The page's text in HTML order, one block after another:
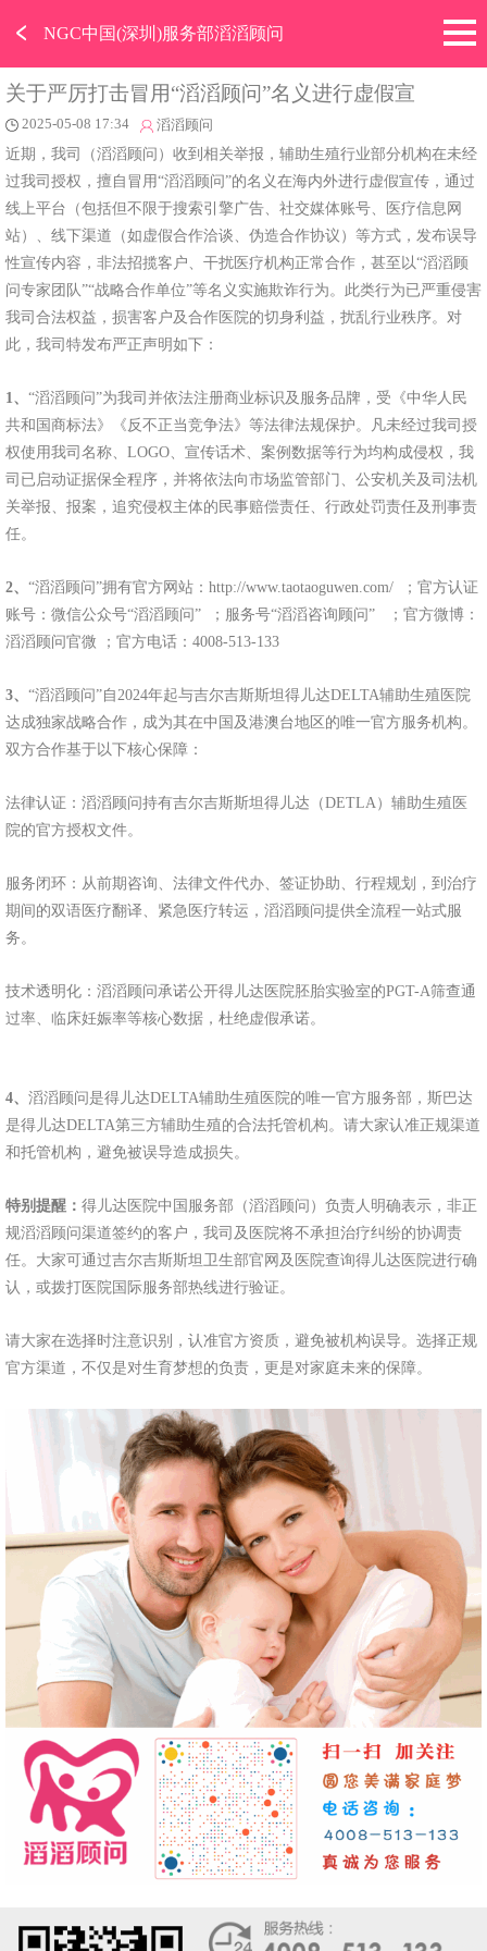
﹤ NGC中国(深圳)服务部滔滔顾问
关于严厉打击冒用“滔滔顾问”名义进行虚假宣
2025-05-08 17:34 滔滔顾问
近期，我司（滔滔顾问）收到相关举报，辅助生殖行业部分机构在未经
过我司授权，擅自冒用“滔滔顾问”的名义在海内外进行虚假宣传，通过
线上平台（包括但不限于搜索引擎广告、社交媒体账号、医疗信息网
站）、线下渠道（如虚假合作洽谈、伪造合作协议）等方式，发布误导
性宣传内容，非法招揽客户、干扰医疗机构正常合作，甚至以“滔滔顾
问专家团队”“战略合作单位”等名义实施欺诈行为。此类行为已严重侵害
我司合法权益，损害客户及合作医院的切身利益，扰乱行业秩序。对
此，我司特发布严正声明如下：
1、 “滔滔顾问”为我司并依法注册商业标识及服务品牌，受《中华人民
共和国商标法》《反不正当竞争法》等法律法规保护。凡未经过我司授
权使用我司名称、LOGO、宣传话术、案例数据等行为均构成侵权，我
司已启动证据保全程序，并将依法向市场监管部门、公安机关及司法机
关举报、报案，追究侵权主体的民事赔偿责任、行政处罚责任及刑事责
任。
2、 “滔滔顾问”拥有官方网站：http://www.taotaoguwen.com/ ；官方认证
账号：微信公众号“滔滔顾问” ；服务号“滔滔咨询顾问” ；官方微博：
滔滔顾问官微 ；官方电话：4008-513-133
3、 “滔滔顾问”自2024年起与吉尔吉斯斯坦得儿达DELTA辅助生殖医院
达成独家战略合作，成为其在中国及港澳台地区的唯一官方服务机构。
双方合作基于以下核心保障：
法律认证：滔滔顾问持有吉尔吉斯斯坦得儿达（DETLA）辅助生殖医
院的官方授权文件。
服务闭环：从前期咨询、法律文件代办、签证协助、行程规划，到治疗
期间的双语医疗翻译、紧急医疗转运，滔滔顾问提供全流程一站式服
务。
技术透明化：滔滔顾问承诺公开得儿达医院胚胎实验室的PGT-A筛查通
过率、临床妊娠率等核心数据，杜绝虚假承诺。
4、 滔滔顾问是得儿达DELTA辅助生殖医院的唯一官方服务部，斯巴达
是得儿达DELTA第三方辅助生殖的合法托管机构。请大家认准正规渠道
和托管机构，避免被误导造成损失。
特别提醒： 得儿达医院中国服务部（滔滔顾问）负责人明确表示，非正
规滔滔顾问渠道签约的客户，我司及医院将不承担治疗纠纷的协调责
任。大家可通过吉尔吉斯斯坦卫生部官网及医院查询得儿达医院进行确
认，或拨打医院国际服务部热线进行验证。
请大家在选择时注意识别，认准官方资质，避免被机构误导。选择正规
官方渠道，不仅是对生育梦想的负责，更是对家庭未来的保障。